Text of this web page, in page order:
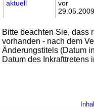
aktuell
vor
29.05.2009
Bitte beachten Sie, dass
vorhanden - nach dem
Änderungstitels (Datum
Datum des Inkrafttretens